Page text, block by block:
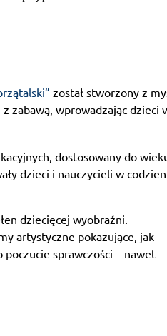
został stworzony z
z zabawą, wprowadzając dzieci
dostosowany do
dzieci i nauczycieli w
dziecięcej wyobraźni.
artystyczne pokazujące, jak
sprawczości – nawet